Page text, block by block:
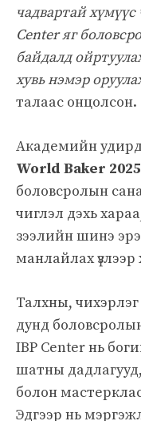
чадвартай
Center яг
байдалд
хувь нэмэр
талаас онцолсон.
Академийн
World Baker 2025
боловсролын
чиглэл дэхь
зээлийн шинэ
манлайлах үзлээр
Талхны, чихэрлэг
дунд
IBP Center нь
шатны
болон
Эдгээр нь